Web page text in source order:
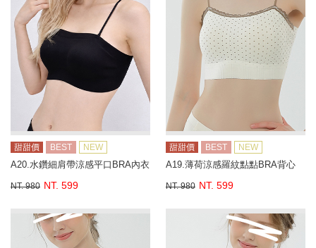
甜甜價 BEST NEW
A20.水鑽細肩帶涼感平口BRA內衣
NT. 980 NT. 599
甜甜價 BEST NEW
A19.薄荷涼感羅紋點點BRA背心
NT. 980 NT. 599